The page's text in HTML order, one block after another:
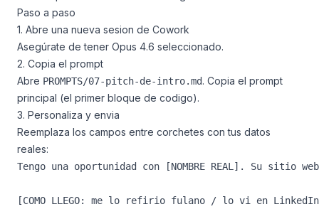
Paso a paso
1. Abre una nueva sesion de Cowork
Asegúrate de tener Opus 4.6 seleccionado.
2. Copia el prompt
Abre PROMPTS/07-pitch-de-intro.md. Copia el prompt
principal (el primer bloque de codigo).
3. Personaliza y envia
Reemplaza los campos entre corchetes con tus datos
reales:
Tengo una oportunidad con [NOMBRE REAL]. Su sitio
[COMO LLEGO: me lo refirio fulano / lo vi en